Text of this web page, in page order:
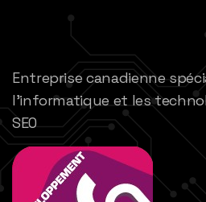
Entreprise canadienne
l’informatique et les
SEO